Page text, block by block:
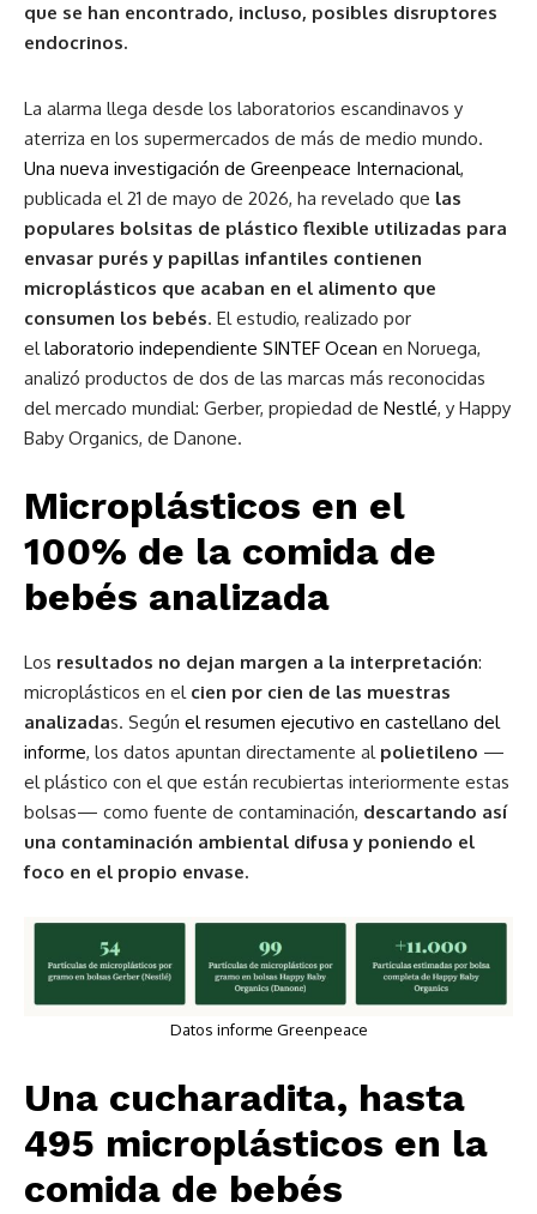
que se han encontrado, incluso, posibles disruptores
endocrinos.
La alarma llega desde los laboratorios escandinavos y
aterriza en los supermercados de más de medio mundo.
Una nueva investigación de Greenpeace Internacional,
publicada el 21 de mayo de 2026, ha revelado que las
populares bolsitas de plástico flexible utilizadas para
envasar purés y papillas infantiles contienen
microplásticos que acaban en el alimento que
consumen los bebés. El estudio, realizado por
ellaboratorio independiente SINTEF Ocean en Noruega,
analizó productos de dos de las marcas más reconocidas
del mercado mundial: Gerber, propiedad de Nestlé, y Happy
Baby Organics, de Danone.
Microplásticos en el
100% de la comida de
bebés analizada
Los resultados no dejan margen a la interpretación:
microplásticos en el cien por cien de las muestras
analizadas. Según el resumen ejecutivo en castellano del
informe, los datos apuntan directamente al polietileno —
el plástico con el que están recubiertas interiormente estas
bolsas— como fuente de contaminación, descartando así
una contaminación ambiental difusa y poniendo el
foco en el propio envase.
Datos informe Greenpeace
Una cucharadita, hasta
495 microplásticos en la
comida de bebés